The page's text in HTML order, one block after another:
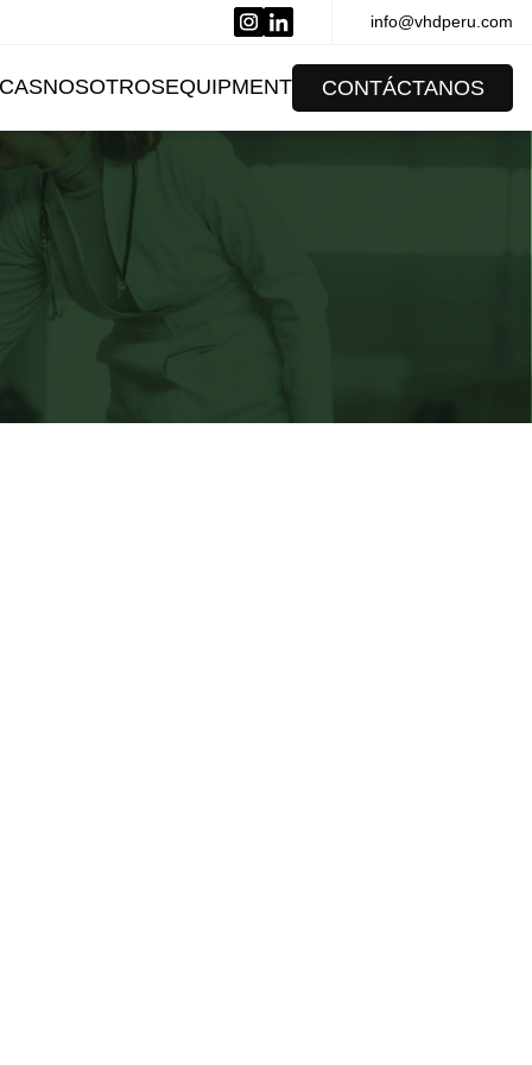
info@vhdperu.com
NOSOTROSEQUIPMENT CONTÁCTANOS